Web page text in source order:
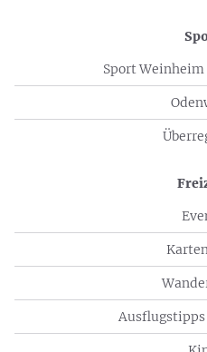
Sport